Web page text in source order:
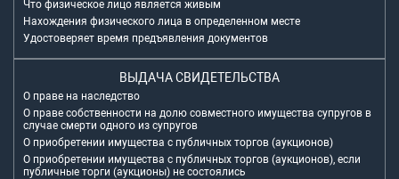
Что физическое лицо является живым
Нахождения физического лица в определенном месте
Удостоверяет время предъявления документов
ВЫДАЧА СВИДЕТЕЛЬСТВА
О праве на наследство
О праве собственности на долю совместного имущества супругов в
случае смерти одного из супругов
О приобретении имущества с публичных торгов (аукционов)
О приобретении имущества с публичных торгов (аукционов), если
публичные торги (аукционы) не состоялись